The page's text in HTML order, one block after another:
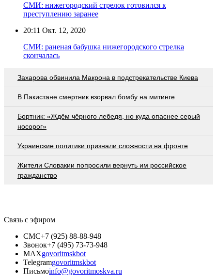
СМИ: нижегородский стрелок готовился к
преступлению заранее
20:11 Окт. 12, 2020
СМИ: раненая бабушка нижегородского стрелка
скончалась
Захарова обвинила Макрона в подстрекательстве Киева
В Пакистане смертник взорвал бомбу на митинге
Бортник: «Ждём чёрного лебедя, но куда опаснее серый
носорог»
Украинские политики признали сложности на фронте
Жители Словакии попросили вернуть им российское
гражданство
Связь с эфиром
СМС+7 (925) 88-88-948
Звонок+7 (495) 73-73-948
MAXgovoritmskbot
Telegramgovoritmskbot
Письмоinfo@govoritmoskva.ru